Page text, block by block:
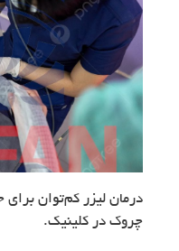
درمان لیزر کم‌توان
چروک در کلینیک.